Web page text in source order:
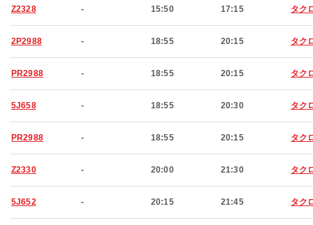
Z2328 - 15:50 17:15 タク
2P2988 - 18:55 20:15 タク
PR2988 - 18:55 20:15 タク
5J658 - 18:55 20:30 タク
PR2988 - 18:55 20:15 タク
Z2330 - 20:00 21:30 タク
5J652 - 20:15 21:45 タク